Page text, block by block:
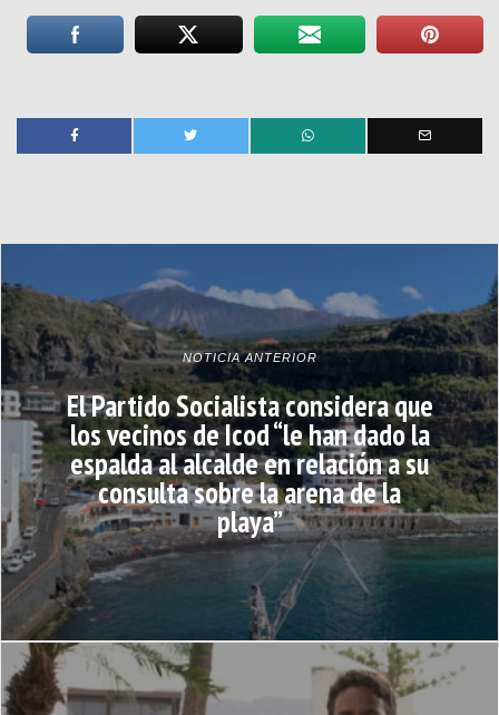
NOTICIA ANTERIOR
El Partido Socialista considera que
los vecinos de Icod “le han dado la
espalda al alcalde en relación a su
consulta sobre la arena de la
playa”